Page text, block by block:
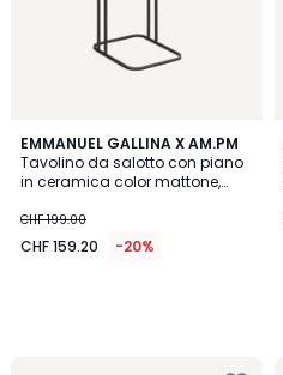
EMMANUEL GALLINA X AM.PM
Tavolino da salotto con piano
in ceramica color mattone,
CHF 199.00
CHF 159.20 -20%